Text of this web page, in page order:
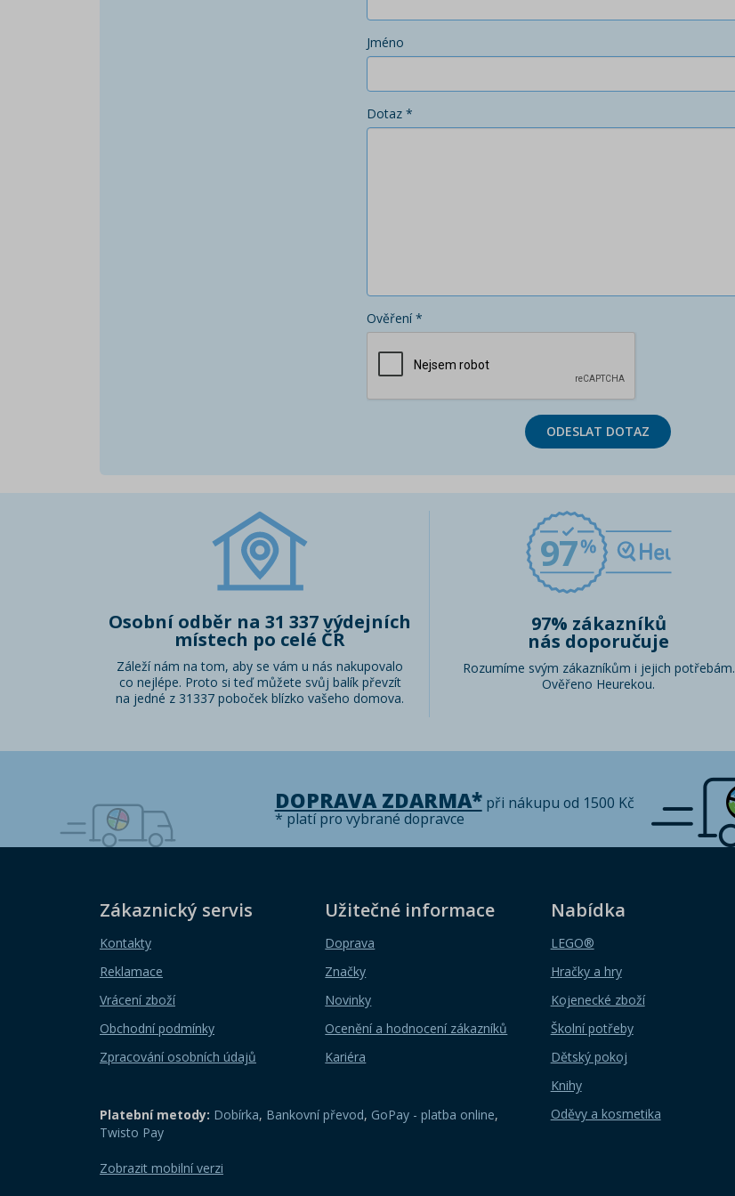
Jméno
Dotaz *
Ověření *
ODESLAT DOTAZ
Osobní odběr na 31 337 výdejních
místech po celé ČR
Záleží nám na tom, aby se vám u nás nakupovalo
co nejlépe. Proto si teď můžete svůj balík převzít
na jedné z 31337 poboček blízko vašeho domova.
97
97% zákazníků
nás doporučuje
Rozumíme svým zákazníkům i jejich potřebám.
Ověřeno Heurekou.
DOPRAVA ZDARMA*při nákupu od 1500 Kč
* platí pro vybrané dopravce
Zákaznický servis
Kontakty
Reklamace
Vrácení zboží
Obchodní podmínky
Zpracování osobních údajů
Užitečné informace
Doprava
Značky
Novinky
Ocenění a hodnocení zákazníků
Kariéra
Nabídka
LEGO®
Hračky a hry
Kojenecké zboží
Školní potřeby
Dětský pokoj
Knihy
Oděvy a kosmetika
Platební metody: Dobírka, Bankovní převod, GoPay - platba online,
Twisto Pay
Zobrazit mobilní verzi